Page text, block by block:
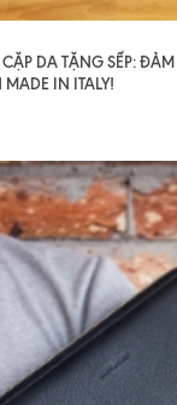
DA TẶNG SẾP:
IN ITALY!